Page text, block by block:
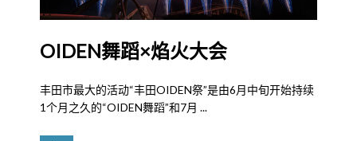
OIDEN舞蹈×焰火大会
丰田市最大的活动“丰田OIDEN祭”是由6月中旬开始持续
1个月之久的“OIDEN舞蹈”和7月 ...